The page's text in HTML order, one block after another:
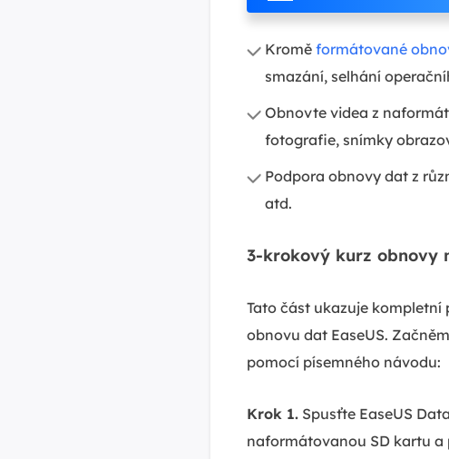
Kromě formátované
smazání, selhání
Obnovte videa z
fotografie, snímky
Podpora obnovy dat z
atd.
3-krokový kurz obnovy
Tato část ukazuje
obnovu dat EaseUS.
pomocí písemného návodu:
Krok 1. Spusťte EaseUS
naformátovanou SD kartu a